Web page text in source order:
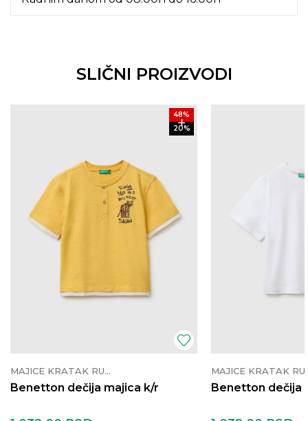
SLIČNI PROIZVODI
48%
20%
MAJICE KRATAK RUKAV
Benetton dečija majica k/r Benetton dečija